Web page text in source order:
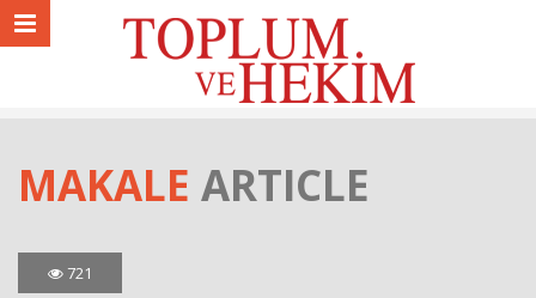
MAKALE ARTICLE
721